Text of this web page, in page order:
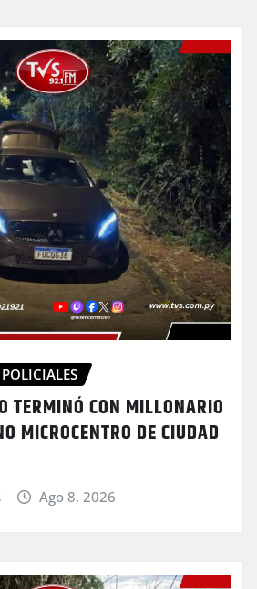
POLICIALES
TERMINÓ CON MILLONARIO
MICROCENTRO DE CIUDAD
Ago 8, 2026